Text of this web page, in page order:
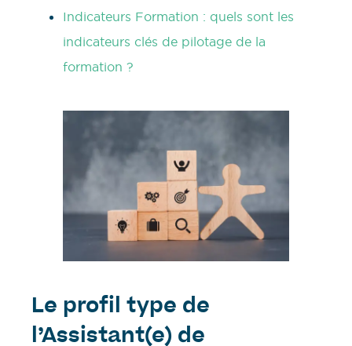
Indicateurs Formation : quels sont les
indicateurs clés de pilotage de la
formation ?
Le profil type de
l’Assistant(e) de